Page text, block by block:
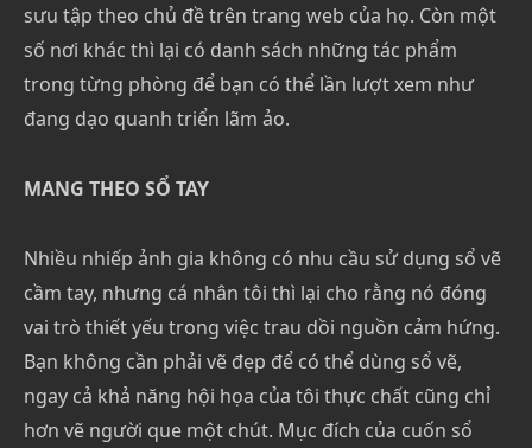
sưu tập theo chủ đề trên trang web của họ. Còn một
số nơi khác thì lại có danh sách những tác phẩm
trong từng phòng để bạn có thể lần lượt xem như
đang dạo quanh triển lãm ảo.
MANG THEO SỔ TAY
Nhiều nhiếp ảnh gia không có nhu cầu sử dụng sổ vẽ
cầm tay, nhưng cá nhân tôi thì lại cho rằng nó đóng
vai trò thiết yếu trong việc trau dồi nguồn cảm hứng.
Bạn không cần phải vẽ đẹp để có thể dùng sổ vẽ,
ngay cả khả năng hội họa của tôi thực chất cũng chỉ
hơn vẽ người que một chút. Mục đích của cuốn sổ